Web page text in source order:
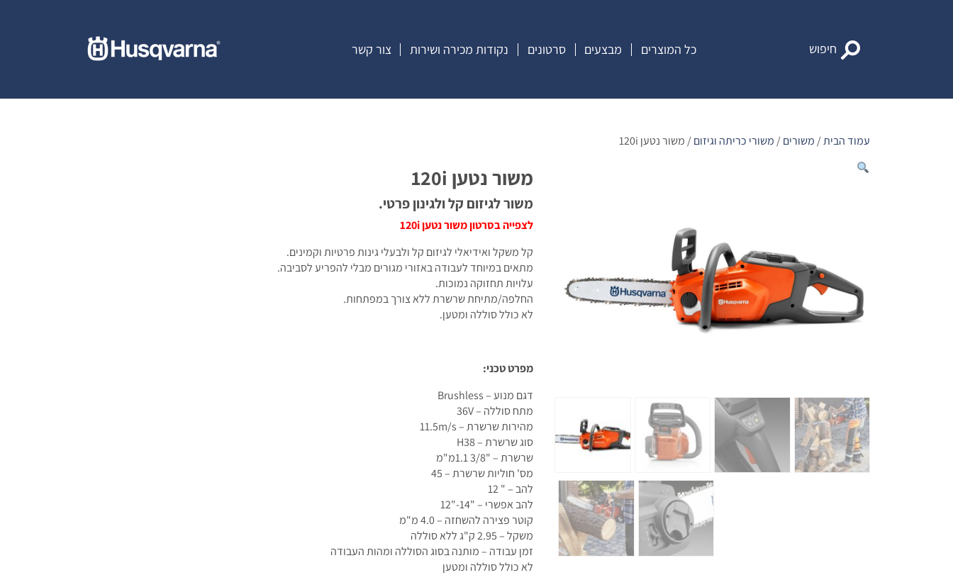
חיפוש כל המוצרים מבצעים סרטונים נקודות מכירה ושירות צור קשר
עמוד הבית/ משורים/ משורי כריתה וגיזום/ משור נטען 120i
משור נטען 120i
משור לגיזום קל ולגינון פרטי.
לצפייה בסרטון משור נטען 120i
קל משקל ואידיאלי לגיזום קל ולבעלי גינות פרטיות וקמינים.
מתאים במיוחד לעבודה באזורי מגורים מבלי להפריע לסביבה.
עלויות תחזוקה נמוכות.
החלפה/מתיחת שרשרת ללא צורך במפתחות.
לא כולל סוללה ומטען.
מפרט טכני:
דגם מנוע – Brushless
מתח סוללה – 36V
מהירות שרשרת – 11.5m/s
סוג שרשרת – H38
שרשרת – "3/8 1.1מ"מ
מס' חוליות שרשרת – 45
להב – " 12
להב אפשרי – "14-"12
קוטר פצירה להשחזה – 4.0 מ"מ
משקל – 2.95 ק"ג ללא סוללה
זמן עבודה – מותנה בסוג הסוללה ומהות העבודה
לא כולל סוללה ומטען